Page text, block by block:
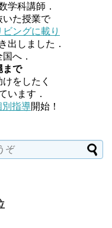
学科講師．
いた授業で
ングに載り
出しました．
へ．
まで
をしたく
います．
別指導開始！